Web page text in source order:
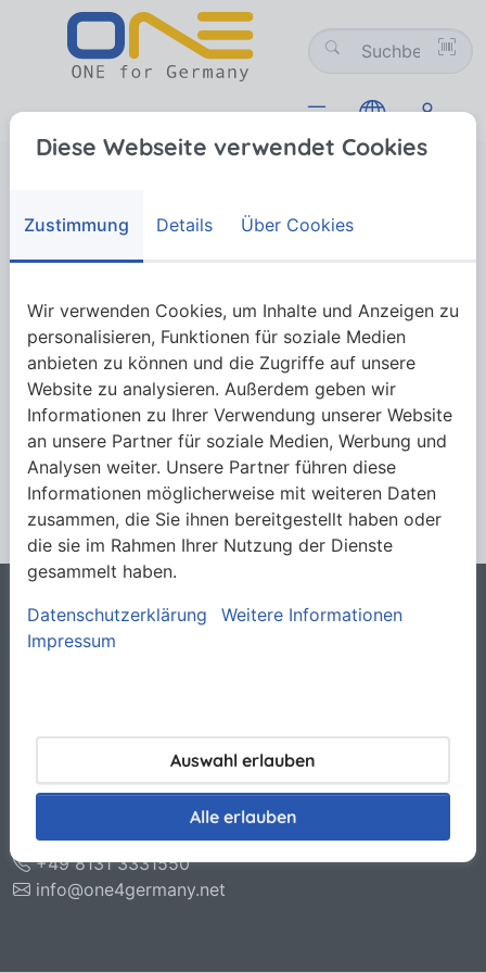
DIN 444 Augenschrauben
DIN 444 Augenschrauben
Mehr anzeigen
Rechtliches
Allgemeine Verkaufsbedingungen
Impressum
O.N.E. GmbH & Co. KG
85221 Dachau
+49 8131 3331550
info@one4germany.net
Diese Webseite verwendet Cookies
Zustimmung Details Über Cookies
Wir verwenden Cookies, um Inhalte und Anzeigen zu
personalisieren, Funktionen für soziale Medien
anbieten zu können und die Zugriffe auf unsere
Website zu analysieren. Außerdem geben wir
Informationen zu Ihrer Verwendung unserer Website
an unsere Partner für soziale Medien, Werbung und
Analysen weiter. Unsere Partner führen diese
Informationen möglicherweise mit weiteren Daten
zusammen, die Sie ihnen bereitgestellt haben oder
die sie im Rahmen Ihrer Nutzung der Dienste
gesammelt haben.
Datenschutzerklärung
Weitere Informationen
Impressum
Auswahl erlauben
Alle erlauben